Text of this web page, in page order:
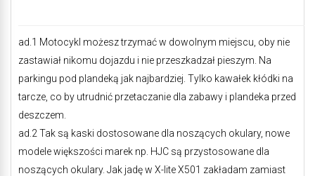
ad.1 Motocykl możesz trzymać w dowolnym miejscu, oby nie
zastawiał nikomu dojazdu i nie przeszkadzał pieszym. Na
parkingu pod plandeką jak najbardziej. Tylko kawałek kłódki na
tarcze, co by utrudnić przetaczanie dla zabawy i plandeka przed
deszczem.
ad.2 Tak są kaski dostosowane dla noszących okulary, nowe
modele większości marek np. HJC są przystosowane dla
noszących okulary. Jak jadę w X-lite X501 zakładam zamiast